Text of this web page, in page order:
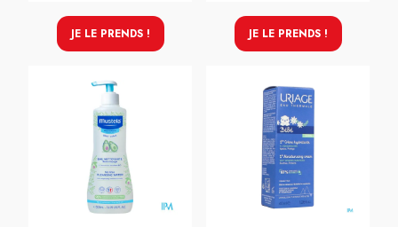
JE LE PRENDS ! JE LE PRENDS !